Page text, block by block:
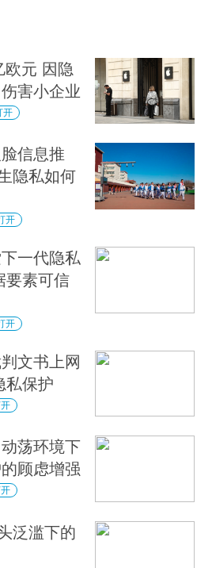
欧元 因隐
害小企业
开
信息推
隐私如何
开
一代隐私
要素可信
开
文书上网
私保护
荡环境下
顾虑增强
泛滥下的